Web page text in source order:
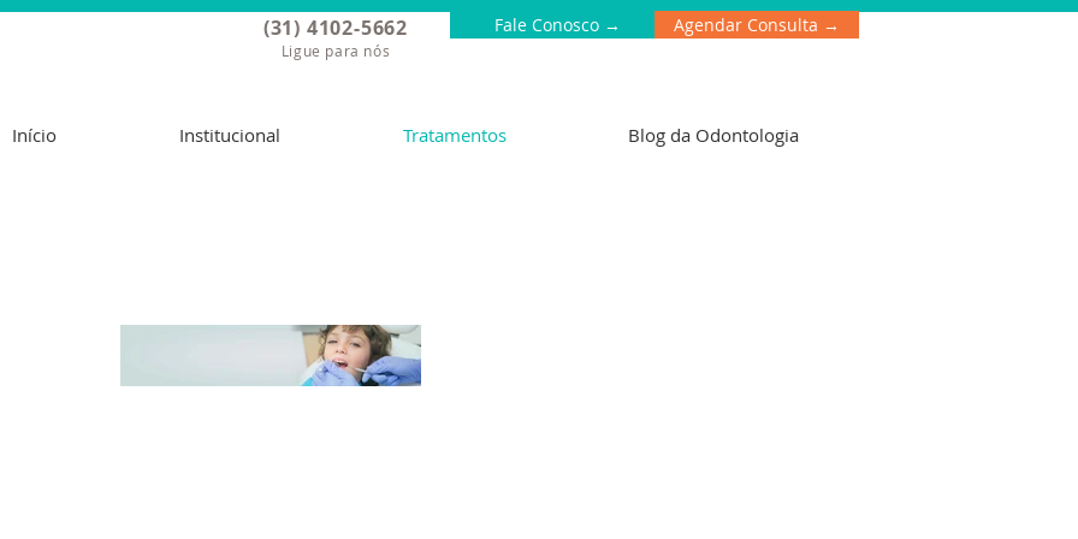
Fale Conosco → Agendar Consulta →
(31) 4102-5662
Ligue para nós
Início Institucional Tratamentos Blog da Odontologia